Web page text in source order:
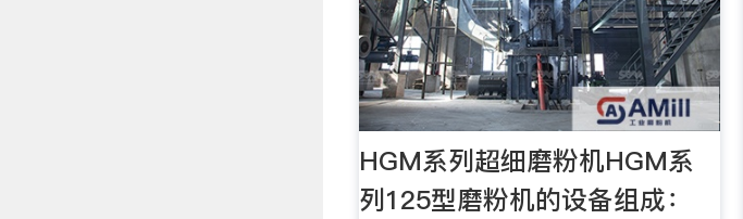
HGM系列超细磨粉机HGM系
列125型磨粉机的设备组成：